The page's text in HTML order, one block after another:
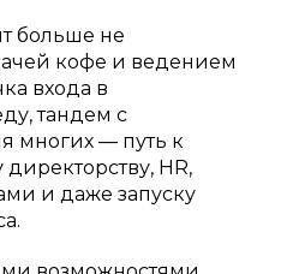
больше не
кофе и ведением
входа в
тандем с
многих — путь к
HR,
и даже запуску